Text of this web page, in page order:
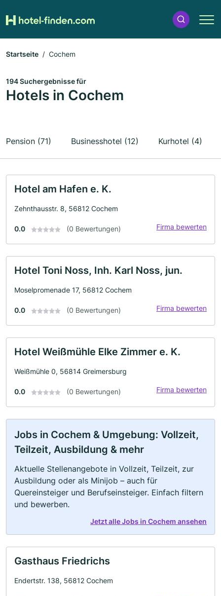
Startseite Cochem
194 Suchergebnisse für
Hotels in Cochem
Pension (71) Businesshotel (12) Kurhotel (4)
Hotel am Hafen e. K.
Zehnthausstr. 8, 56812 Cochem
0.0 (0 Bewertungen) Firma bewerten
Hotel Toni Noss, Inh. Karl Noss, jun.
Moselpromenade 17, 56812 Cochem
0.0 (0 Bewertungen) Firma bewerten
Hotel Weißmühle Elke Zimmer e. K.
Weißmühle 0, 56814 Greimersburg
0.0 (0 Bewertungen) Firma bewerten
Jobs in Cochem & Umgebung: Vollzeit,
Teilzeit, Ausbildung & mehr
Aktuelle Stellenangebote in Vollzeit, Teilzeit, zur
Ausbildung oder als Minijob – auch für
Quereinsteiger und Berufseinsteiger. Einfach filtern
und bewerben.
Jetzt alle Jobs in Cochem ansehen
Gasthaus Friedrichs
Endertstr. 138, 56812 Cochem